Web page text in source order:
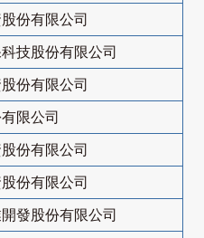
份有限公司
技股份有限公司
份有限公司
限公司
股份有限公司
份有限公司
發股份有限公司